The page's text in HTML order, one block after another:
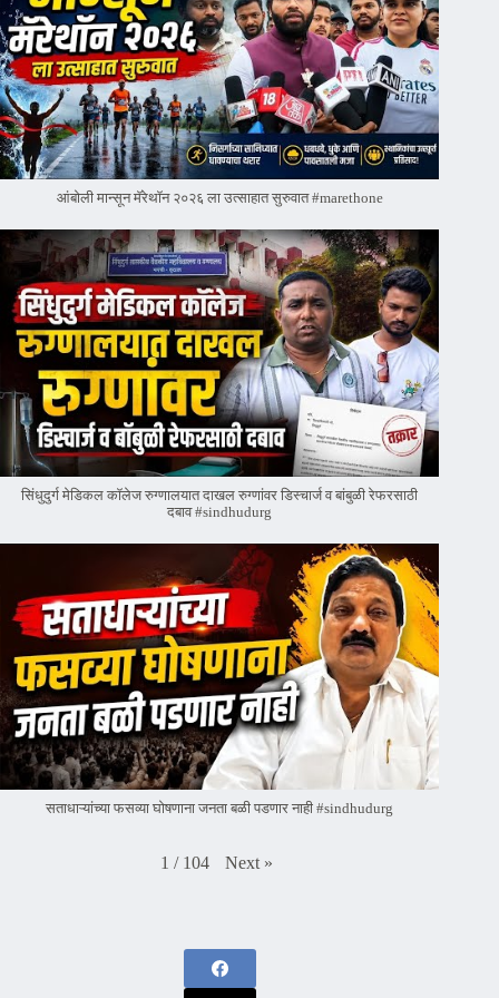
आंबोली मान्सून मॅरेथॉन २०२६ ला उत्साहात सुरुवात #marethone
सिंधुदुर्ग मेडिकल कॉलेज रुग्णालयात दाखल रुग्णांवर डिस्चार्ज व बांबुळी रेफरसाठी
दबाव #sindhudurg
सताधाऱ्यांच्या फसव्या घोषणाना जनता बळी पडणार नाही #sindhudurg
1 / 104 Next »